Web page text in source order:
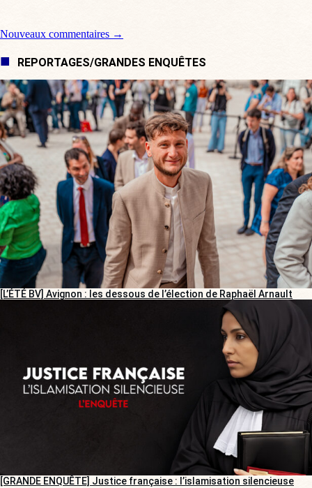
Navigation de commentaire
Nouveaux commentaires →
REPORTAGES/GRANDES ENQUÊTES
[L’ÉTÉ BV] Avignon : les dessous de l’élection de Raphaël Arnault
[GRANDE ENQUÊTE] Justice française : l’islamisation silencieuse